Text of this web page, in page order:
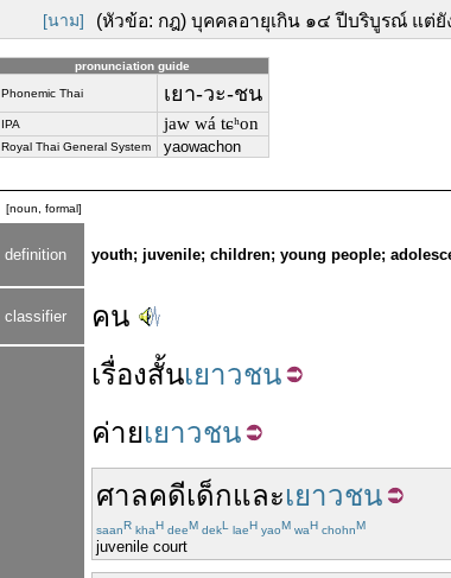
[นาม] (หัวข้อ: กฎ) บุคคลอายุเกิน ๑๔ ปีบริบูรณ์ แต่
pronunciation guide
Phonemic Thai เยา-วะ-ชน
IPA jaw wá tɕʰon
Royal Thai General System yaowachon
[noun, formal]
definition youth; juvenile; children; young people;
classifier คน
เรื่องสั้นเยาวชน
ค่ายเยาวชน
ศาลคดีเด็กและเยาวชน
saanR khaH deeM dekL laeH yaoM waH chohnM
juvenile court